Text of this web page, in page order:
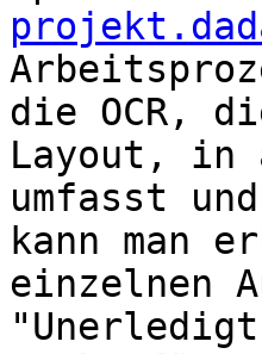
die OCR,
Layout, in
umfasst
kann man
einzelnen